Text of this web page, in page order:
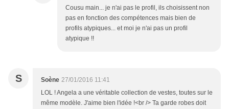
Cousu main... je n'ai pas le profil, ils choisissent non
pas en fonction des compétences mais bien de
profils atypiques... et moi je n'ai pas un profil
atypique !!
S Soène 27/01/2016 11:41
LOL ! Angela a une véritable collection de vestes, toutes sur le
même modèle. J'aime bien l'idée !<br /> Ta garde robes doit